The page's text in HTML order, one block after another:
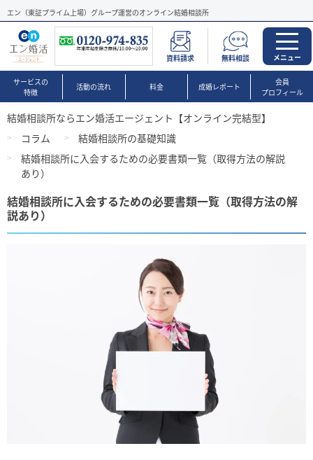
エン（東証プライム上場）グループ運営のオンライン結婚相談所
資料請求 無料相談 メニュー
サービスの
特徴
活動の流れ 料金 成婚レポート
会員
プロフィール
結婚相談所ならエン婚活エージェント【オンライン完結型】
コラム
結婚相談所の基礎知識
結婚相談所に入会するための必要書類一覧（取得方法の解説
あり）
結婚相談所に入会するための必要書類一覧（取得方法の解
説あり）